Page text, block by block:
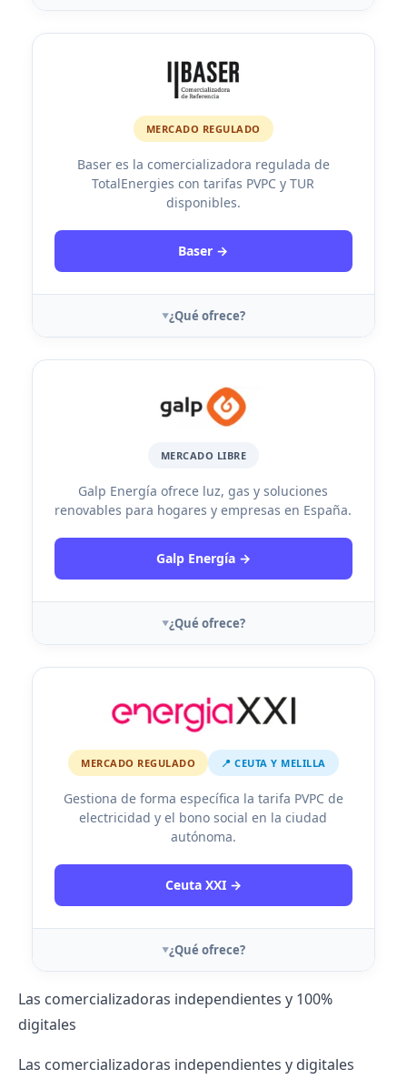
MERCADO REGULADO
Baser es la comercializadora regulada de
TotalEnergies con tarifas PVPC y TUR
disponibles.
Baser →
¿Qué ofrece?
MERCADO LIBRE
Galp Energía ofrece luz, gas y soluciones
renovables para hogares y empresas en España.
Galp Energía →
¿Qué ofrece?
MERCADO REGULADO 📍 CEUTA Y MELILLA
Gestiona de forma específica la tarifa PVPC de
electricidad y el bono social en la ciudad
autónoma.
Ceuta XXI →
¿Qué ofrece?
Las comercializadoras independientes y 100%
digitales
Las comercializadoras independientes y digitales